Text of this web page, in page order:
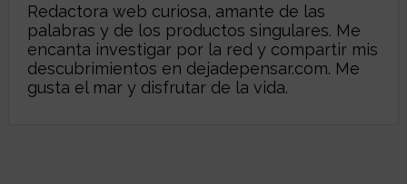
Redactora web curiosa, amante de las
palabras y de los productos singulares. Me
encanta investigar por la red y compartir mis
descubrimientos en dejadepensar.com. Me
gusta el mar y disfrutar de la vida.